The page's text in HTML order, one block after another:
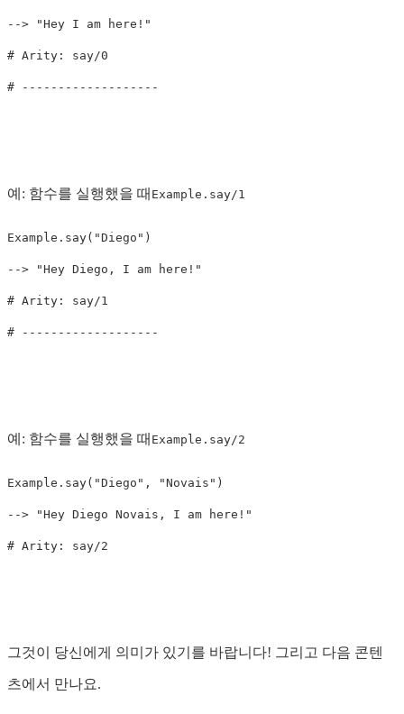
--> "Hey I am here!"
# Arity: say/0
# -------------------
예: 함수를 실행했을 때 Example.say/1
Example . say( "Diego" )
--> "Hey Diego, I am here!"
# Arity: say/1
# -------------------
예: 함수를 실행했을 때 Example.say/2
Example . say( "Diego" , "Novais" )
--> "Hey Diego Novais, I am here!"
# Arity: say/2
그것이 당신에게 의미가 있기를 바랍니다! 그리고 다음 콘텐
츠에서 만나요.